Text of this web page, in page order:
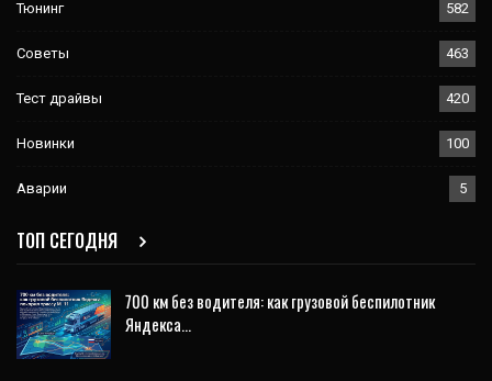
Тюнинг 582
Советы 463
Тест драйвы 420
Новинки 100
Аварии 5
ТОП СЕГОДНЯ
700 км без водителя: как грузовой беспилотник
Яндекса…